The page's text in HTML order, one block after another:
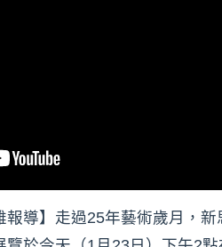
報導】走過25年藝術歲月，